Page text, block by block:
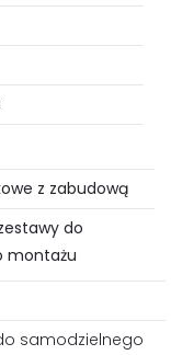
z zabudową
do
montażu
samodzielnego